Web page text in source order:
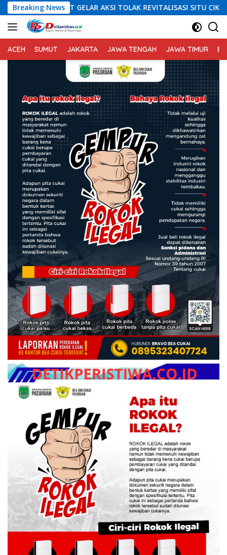
Langsung
ke
konten
Breaking News
AKSI TOLAK REVITALISASI SITU CIKEDAL, 150 PESERTA
ACEH SUMUT JAKARTA JAWA TENGAH JAWA TIMUR